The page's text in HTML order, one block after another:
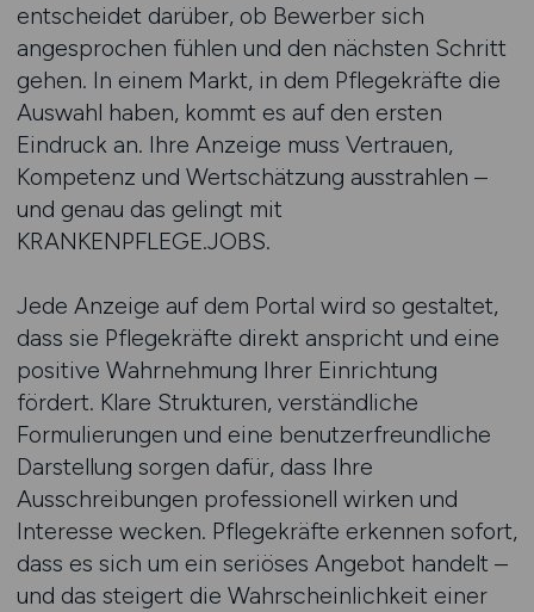
entscheidet darüber, ob Bewerber sich
angesprochen fühlen und den nächsten Schritt
gehen. In einem Markt, in dem Pflegekräfte die
Auswahl haben, kommt es auf den ersten
Eindruck an. Ihre Anzeige muss Vertrauen,
Kompetenz und Wertschätzung ausstrahlen –
und genau das gelingt mit
KRANKENPFLEGE.JOBS.
Jede Anzeige auf dem Portal wird so gestaltet,
dass sie Pflegekräfte direkt anspricht und eine
positive Wahrnehmung Ihrer Einrichtung
fördert. Klare Strukturen, verständliche
Formulierungen und eine benutzerfreundliche
Darstellung sorgen dafür, dass Ihre
Ausschreibungen professionell wirken und
Interesse wecken. Pflegekräfte erkennen sofort,
dass es sich um ein seriöses Angebot handelt –
und das steigert die Wahrscheinlichkeit einer